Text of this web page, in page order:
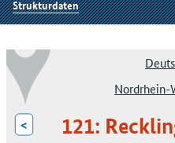
Strukturdaten
Nordrhein-
< 121: